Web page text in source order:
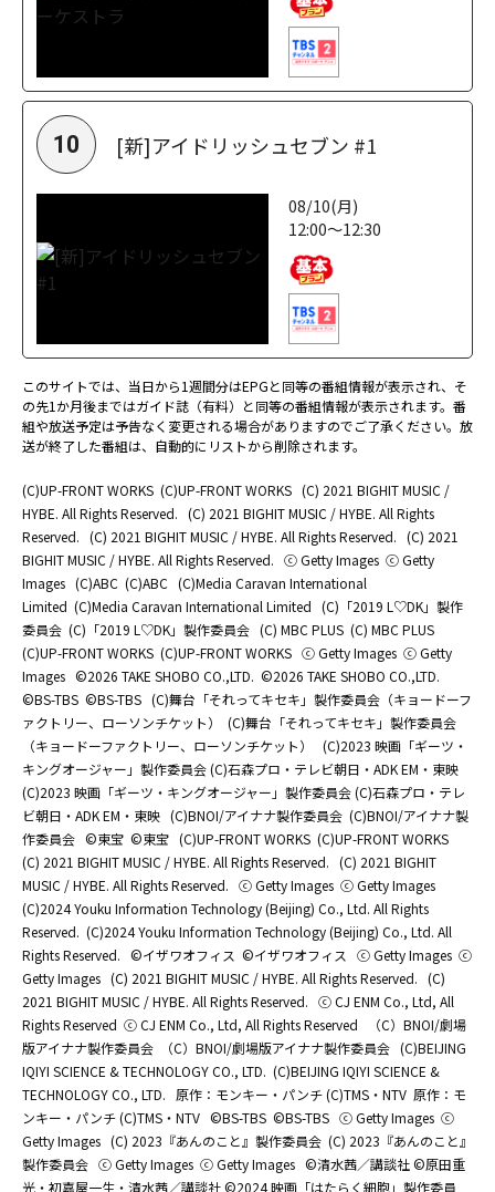
10 [新]アイドリッシュセブン #1
08/10(月)
12:00～12:30
このサイトでは、当日から1週間分はEPGと同等の番組情報が表示され、そ
の先1か月後まではガイド誌（有料）と同等の番組情報が表示されます。番
組や放送予定は予告なく変更される場合がありますのでご了承ください。放
送が終了した番組は、自動的にリストから削除されます。
(C)UP-FRONT WORKS (C)UP-FRONT WORKS (C) 2021 BIGHIT MUSIC /
HYBE. All Rights Reserved. (C) 2021 BIGHIT MUSIC / HYBE. All Rights
Reserved. (C) 2021 BIGHIT MUSIC / HYBE. All Rights Reserved. (C) 2021
BIGHIT MUSIC / HYBE. All Rights Reserved. ⓒ Getty Images ⓒ Getty
Images (C)ABC (C)ABC (C)Media Caravan International
Limited (C)Media Caravan International Limited (C)「2019 L♡DK」製作
委員会 (C)「2019 L♡DK」製作委員会 (C) MBC PLUS (C) MBC PLUS
(C)UP-FRONT WORKS (C)UP-FRONT WORKS ⓒ Getty Images ⓒ Getty
Images ©2026 TAKE SHOBO CO.,LTD. ©2026 TAKE SHOBO CO.,LTD.
©BS-TBS ©BS-TBS (C)舞台「それってキセキ」製作委員会（キョードーフ
ァクトリー、ローソンチケット）
(C)舞台「それってキセキ」製作委員会
（キョードーファクトリー、ローソンチケット）
(C)2023 映画「ギーツ・
キングオージャー」製作委員会 (C)石森プロ・テレビ朝日・ADK EM・東映
(C)2023 映画「ギーツ・キングオージャー」製作委員会 (C)石森プロ・テレ
ビ朝日・ADK EM・東映 (C)BNOI/アイナナ製作委員会 (C)BNOI/アイナナ製
作委員会 ©東宝 ©東宝 (C)UP-FRONT WORKS (C)UP-FRONT WORKS
(C) 2021 BIGHIT MUSIC / HYBE. All Rights Reserved. (C) 2021 BIGHIT
MUSIC / HYBE. All Rights Reserved. ⓒ Getty Images ⓒ Getty Images
(C)2024 Youku Information Technology (Beijing) Co., Ltd. All Rights
Reserved. (C)2024 Youku Information Technology (Beijing) Co., Ltd. All
Rights Reserved. ©イザワオフィス ©イザワオフィス ⓒ Getty Images ⓒ
Getty Images (C) 2021 BIGHIT MUSIC / HYBE. All Rights Reserved. (C)
2021 BIGHIT MUSIC / HYBE. All Rights Reserved. ⓒ CJ ENM Co., Ltd, All
Rights Reserved ⓒ CJ ENM Co., Ltd, All Rights Reserved
（C）BNOI/劇場
版アイナナ製作委員会
（C）BNOI/劇場版アイナナ製作委員会 (C)BEIJING
IQIYI SCIENCE & TECHNOLOGY CO., LTD. (C)BEIJING IQIYI SCIENCE &
TECHNOLOGY CO., LTD.
原作：モンキー・パンチ (C)TMS・NTV 原作：モ
ンキー・パンチ (C)TMS・NTV ©BS-TBS ©BS-TBS ⓒ Getty Images ⓒ
Getty Images (C) 2023『あんのこと』製作委員会 (C) 2023『あんのこと』
製作委員会 ⓒ Getty Images ⓒ Getty Images ©清水茜／講談社 ©原田重
光・初嘉屋一生・清水茜／講談社 ©2024 映画「はたらく細胞」製作委員